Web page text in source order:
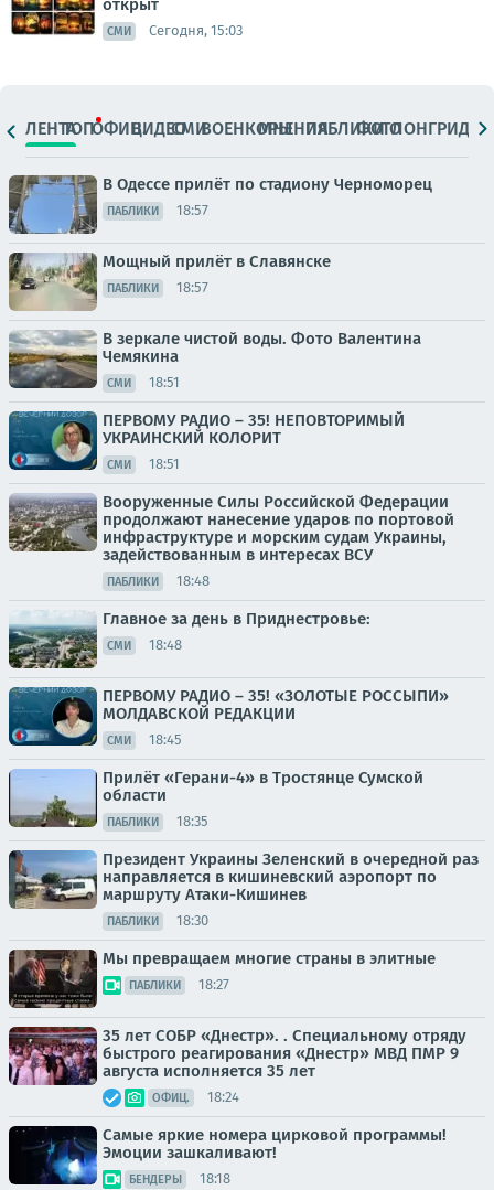
открыт
СМИ Сегодня, 15:03
ЛЕНТАТОПОФИЦ.ВИДЕОСМИВОЕНКОРЫМНЕНИЯПАБЛИКИ
ФОТОЛОНГРИДЫ
В Одессе прилёт по стадиону Черноморец
ПАБЛИКИ 18:57
Мощный прилёт в Славянске
ПАБЛИКИ 18:57
В зеркале чистой воды. Фото Валентина
Чемякина
СМИ 18:51
ПЕРВОМУ РАДИО – 35! НЕПОВТОРИМЫЙ
УКРАИНСКИЙ КОЛОРИТ
СМИ 18:51
Вооруженные Силы Российской Федерации
продолжают нанесение ударов по портовой
инфраструктуре и морским судам Украины,
задействованным в интересах ВСУ
ПАБЛИКИ 18:48
Главное за день в Приднестровье:
СМИ 18:48
ПЕРВОМУ РАДИО – 35! «ЗОЛОТЫЕ РОССЫПИ»
МОЛДАВСКОЙ РЕДАКЦИИ
СМИ 18:45
Прилёт «Герани-4» в Тростянце Сумской
области
ПАБЛИКИ 18:35
Президент Украины Зеленский в очередной раз
направляется в кишиневский аэропорт по
маршруту Атаки-Кишинев
ПАБЛИКИ 18:30
Мы превращаем многие страны в элитные
ПАБЛИКИ 18:27
35 лет СОБР «Днестр». . Специальному отряду
быстрого реагирования «Днестр» МВД ПМР 9
августа исполняется 35 лет
ОФИЦ. 18:24
Самые яркие номера цирковой программы!
Эмоции зашкаливают!
БЕНДЕРЫ 18:18